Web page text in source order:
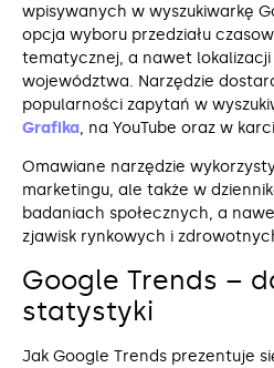
wpisywanych w wyszukiwarkę
opcja wyboru przedziału
tematycznej, a nawet lokalizacji
województwa. Narzędzie
popularności zapytań w
Grafika, na YouTube oraz w
Omawiane narzędzie
marketingu, ale także w
badaniach społecznych, a
zjawisk rynkowych i
Google Trends –
statystyki
Jak Google Trends prezentuje